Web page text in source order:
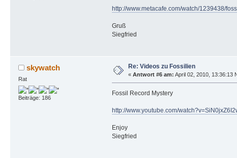
http://www.metacafe.com/watch/1239438/
Gruß
Siegfried
skywatch
Rat
Beiträge: 186
Re: Videos zu Fossilien
« Antwort #6 am: April 02, 2010, 13:36:13
Fossil Record Mystery
http://www.youtube.com/
Enjoy
Siegfried